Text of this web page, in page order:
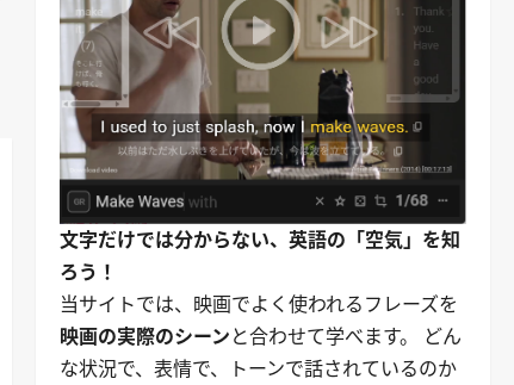
アマゾンで見る アマゾンで見る
文字だけでは分からない、英語の「空気」を知
ろう！
当サイトでは、映画でよく使われるフレーズを
映画の実際のシーンと合わせて学べます。 どん
な状況で、表情で、トーンで話されているのか